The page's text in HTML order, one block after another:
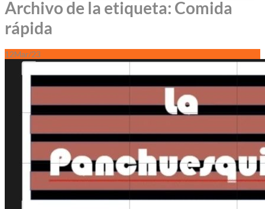
Archivo de la etiqueta: Comida
rápida
12Mar/23